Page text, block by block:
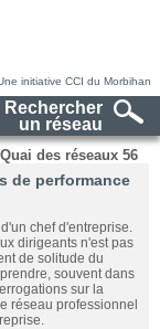
initiative CCI du Morbihan
Rechercher
un réseau
des réseaux 56
chef d'entreprise.
dirigeants n'est pas
de solitude du
souvent dans
sur la
réseau professionnel